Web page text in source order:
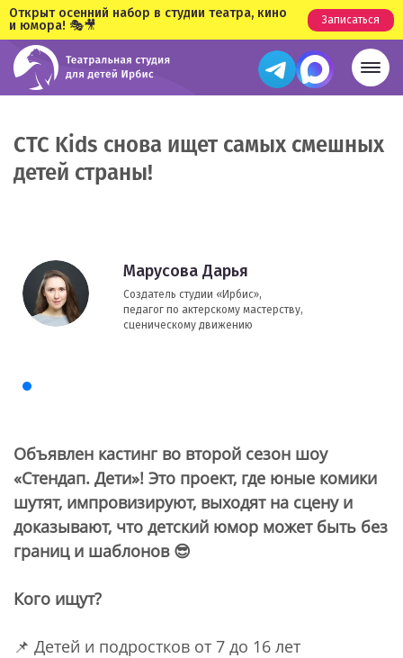
Открыт осенний набор в студии театра, кино
и юмора! 🎭🎥
Записаться
СТС Kids снова ищет самых смешных
детей страны!
Марусова Дарья
Создатель студии «Ирбис»,
педагог по актерскому мастерству,
сценическому движению
Объявлен кастинг во второй сезон шоу
«Стендап. Дети»! Это проект, где юные комики
шутят, импровизируют, выходят на сцену и
доказывают, что детский юмор может быть без
границ и шаблонов 😎
Кого ищут?
📌 Детей и подростков от 7 до 16 лет